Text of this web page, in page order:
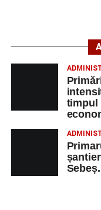
Motociclistul a fost
fiind negativ.
Polițiștii continuă
împrejurărilor în
dosar penal
vătămare corporală
timpul